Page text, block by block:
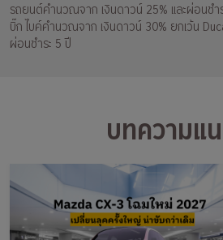
รถยนต์คำนวณจาก เงินดาวน์ 25% และผ่อนชำ
บิ๊ก ไบค์คำนวณจาก เงินดาวน์ 30% ยกเว้น
ผ่อนชำระ 5 ปี
บทความแ